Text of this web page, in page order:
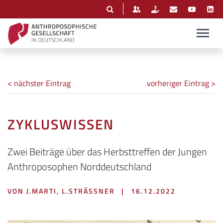
< nächster Eintrag vorheriger Eintrag >
ZYKLUSWISSEN
Zwei Beiträge über das Herbsttreffen der Jungen
Anthroposophen Norddeutschland
VON J.MARTI, L.STRÄSSNER | 16.12.2022